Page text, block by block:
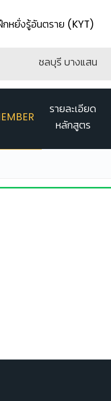
หยั่งรู้อันตราย (KYT)
ชลบุรี บางแสน
รายละเอียด
หลักสูตร